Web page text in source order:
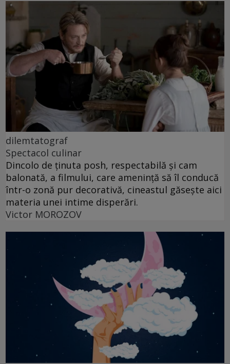
dilemtatograf
Spectacol culinar
Dincolo de ținuta posh, respectabilă și cam
balonată, a filmului, care amenință să îl conducă
într-o zonă pur decorativă, cineastul găsește aici
materia unei intime disperări.
Victor MOROZOV